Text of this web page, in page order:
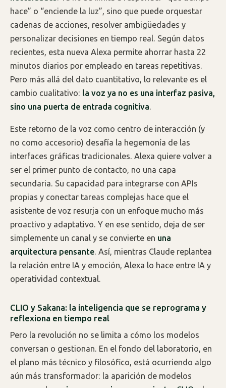
hace” o “enciende la luz”, sino que puede orquestar
cadenas de acciones, resolver ambigüedades y
personalizar decisiones en tiempo real. Según datos
recientes, esta nueva Alexa permite ahorrar hasta 22
minutos diarios por empleado en tareas repetitivas.
Pero más allá del dato cuantitativo, lo relevante es el
cambio cualitativo: la voz ya no es una interfaz pasiva,
sino una puerta de entrada cognitiva
Este retorno de la voz como centro de interacción (y
no como accesorio) desafía la hegemonía de las
interfaces gráficas tradicionales. Alexa quiere volver a
ser el primer punto de contacto, no una capa
secundaria. Su capacidad para integrarse con APIs
propias y conectar tareas complejas hace que el
asistente de voz resurja con un enfoque mucho más
proactivo y adaptativo. Y en ese sentido, deja de ser
simplemente un canal y se convierte en una
arquitectura pensante. Así, mientras Claude replantea
la relación entre IA y emoción, Alexa lo hace entre IA y
operatividad contextual.
CLIO y Sakana: la inteligencia que se reprograma y
reflexiona en tiempo real
Pero la revolución no se limita a cómo los modelos
conversan o gestionan. En el fondo del laboratorio, en
el plano más técnico y filosófico, está ocurriendo algo
aún más transformador: la aparición de modelos